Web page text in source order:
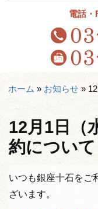
電話・
ホーム » お知らせ »
12月1日（
約について
いつも銀座十石をご
ざいます。